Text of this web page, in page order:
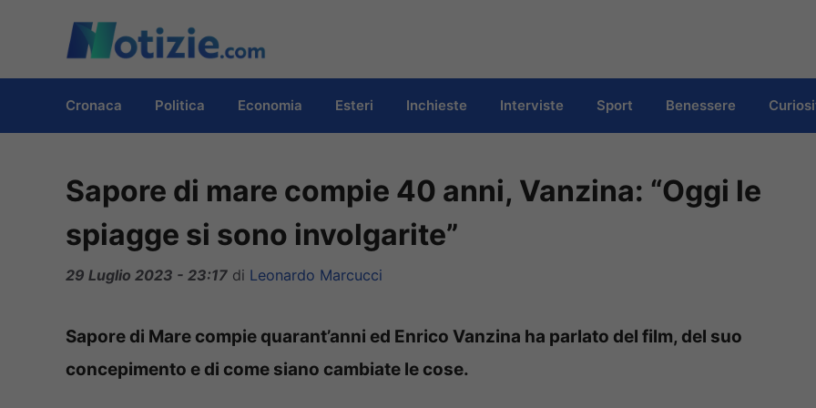
contenuto
Cronaca Politica Economia Esteri Inchieste Interviste Sport Benessere
Sapore di mare compie 40 anni, Vanzina: “Oggi le
spiagge si sono involgarite”
29 Luglio 2023 - 23:17 di Leonardo Marcucci
Sapore di Mare compie quarant’anni ed Enrico Vanzina ha parlato del film, del suo
concepimento e di come siano cambiate le cose.